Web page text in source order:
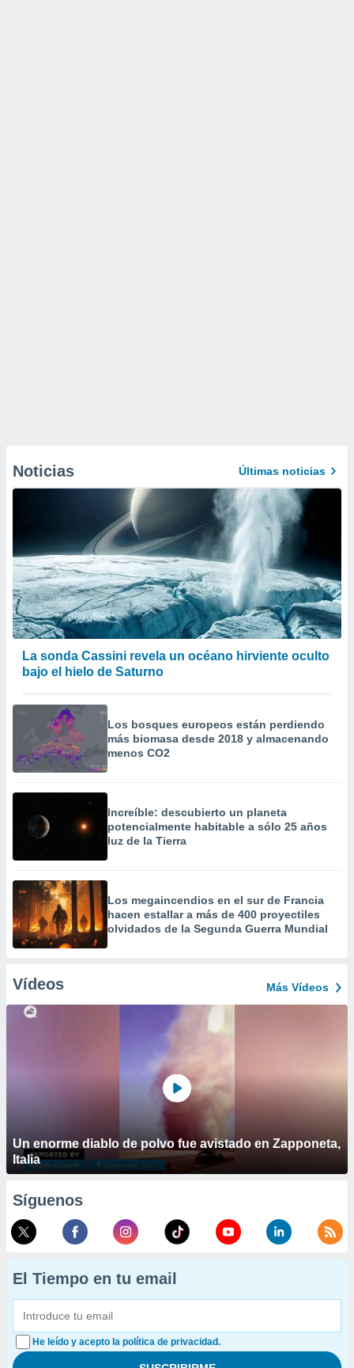
Noticias Últimas noticias
La sonda Cassini revela un océano hirviente oculto
bajo el hielo de Saturno
Los bosques europeos están perdiendo
más biomasa desde 2018 y almacenando
menos CO2
Increíble: descubierto un planeta
potencialmente habitable a sólo 25 años
luz de la Tierra
Los megaincendios en el sur de Francia
hacen estallar a más de 400 proyectiles
olvidados de la Segunda Guerra Mundial
Vídeos Más Vídeos
Un enorme diablo de polvo fue avistado en Zapponeta,
Italia
Síguenos
El Tiempo en tu email
He leído y acepto la política de privacidad.